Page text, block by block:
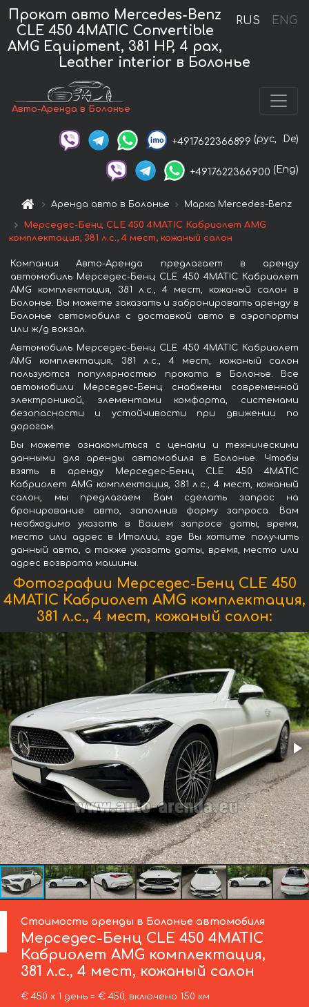
RUS ENG
Прокат авто Mercedes-Benz
CLE 450 4MATIC Convertible
AMG Equipment, 381 HP, 4 pax,
Leather interior в Болонье
Авто-Аренда в Болонье
+4917622366899 (рус, De)
+4917622366900 (Eng)
Аренда авто в Болонье Марка Mercedes-Benz
Мерседес-Бенц CLE 450 4MATIC Кабриолет AMG
комплектация, 381 л.с., 4 мест, кожаный салон
Компания Авто-Аренда предлагает в аренду
автомобиль Мерседес-Бенц CLE 450 4MATIC Кабриолет
AMG комплектация, 381 л.с., 4 мест, кожаный салон в
Болонье. Вы можете заказать и забронировать аренду в
Болонье автомобиля с доставкой авто в аэропорты
или ж/д вокзал.
Автомобиль Мерседес-Бенц CLE 450 4MATIC Кабриолет
AMG комплектация, 381 л.с., 4 мест, кожаный салон
пользуются популярностью проката в Болонье. Все
автомобили Мерседес-Бенц снабжены современной
электроникой, элементами комфорта, системами
безопасности и устойчивости при движении по
дорогам.
Вы можете ознакомиться с ценами и техническими
данными для аренды автомобиля в Болонье. Чтобы
взять в аренду Мерседес-Бенц CLE 450 4MATIC
Кабриолет AMG комплектация, 381 л.с., 4 мест, кожаный
салон, мы предлагаем Вам сделать запрос на
бронирование авто, заполнив форму запроса. Вам
необходимо указать в Вашем запросе даты, время,
место или адрес в Италии, где Вы хотите получить
данный авто, а также указать даты, время, место или
адрес возврата машины.
Фотографии Мерседес-Бенц CLE 450
4MATIC Кабриолет AMG комплектация,
381 л.с., 4 мест, кожаный салон:
Стоимость аренды в Болонье автомобиля
Мерседес-Бенц CLE 450 4MATIC
Кабриолет AMG комплектация,
381 л.с., 4 мест, кожаный салон
€ 450 х 1 день = € 450, включено 150 км